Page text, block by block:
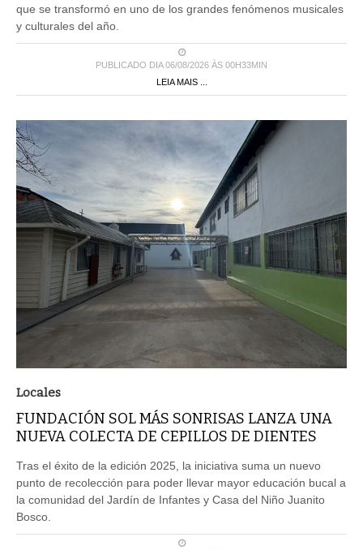
que se transformó en uno de los grandes fenómenos musicales
y culturales del año.
PUBLICADO DIA 06/08/2026 ÀS 00H33MIN
LEIA MAIS ...
Locales
FUNDACIÓN SOL MÁS SONRISAS LANZA UNA
NUEVA COLECTA DE CEPILLOS DE DIENTES
Tras el éxito de la edición 2025, la iniciativa suma un nuevo
punto de recolección para poder llevar mayor educación bucal a
la comunidad del Jardín de Infantes y Casa del Niño Juanito
Bosco.